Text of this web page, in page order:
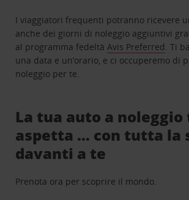
I viaggiatori frequenti potranno ricevere
anche dei giorni di noleggio aggiuntivi
al programma fedeltàAvis Preferred. Ti
una data e un’orario, e ci occuperemo di
noleggio per te.
La tua auto a noleggio
aspetta … con tutta la
davanti a te
Prenota ora per scoprire il mondo.